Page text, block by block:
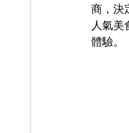
商，決
人氣美
體驗。